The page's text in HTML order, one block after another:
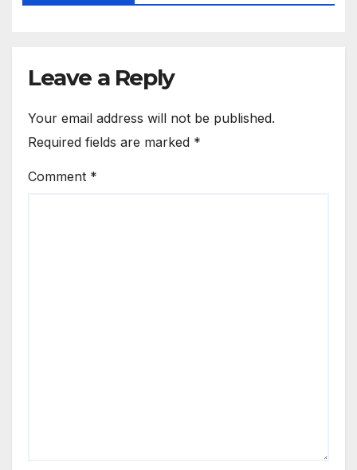
Leave a Reply
Your email address will not be published.
Required fields are marked *
Comment *